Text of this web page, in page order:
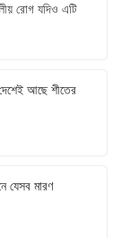
রোগ যদিও এটি
আছে শীতের
যেসব মারণ